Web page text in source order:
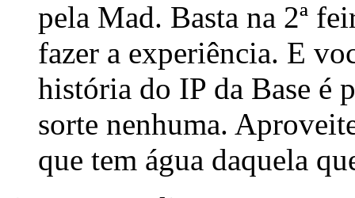
pela Mad. Basta na 2ª
fazer a experiência. E
história do IP da Base é
sorte nenhuma.
que tem água daquela